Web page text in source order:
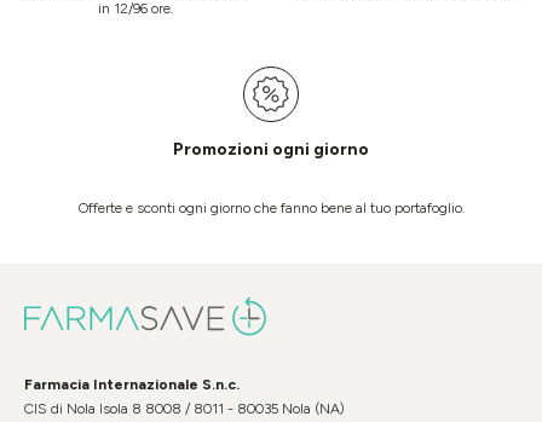
in 12/96 ore.
Promozioni ogni giorno
Offerte e sconti ogni giorno che fanno bene al tuo portafoglio.
Farmacia Internazionale S.n.c.
CIS di Nola Isola 8 8008 / 8011 - 80035 Nola (NA)